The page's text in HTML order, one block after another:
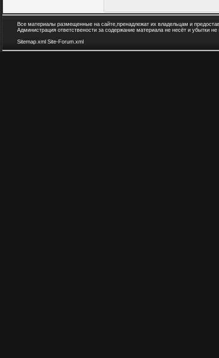
Все материалы размещенные на сайте,пренадлежат их владельцам и
Администрация ответствености за содержание материала не несёт и убытки
Sitemap.xml Site-Forum.xml